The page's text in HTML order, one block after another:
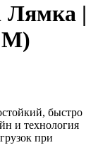
Лямка |
быстро
и технология
при